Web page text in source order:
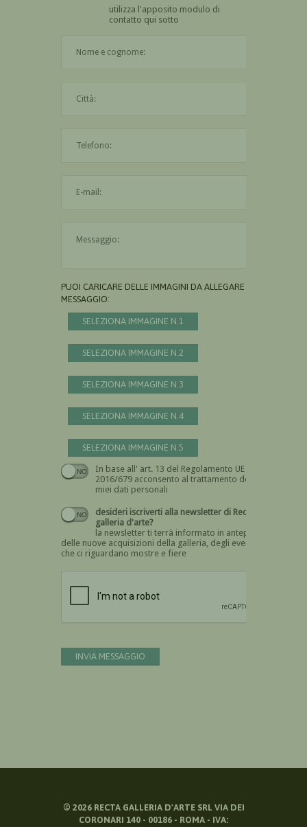
utilizza l'apposito modulo di
contatto qui sotto
PUOI CARICARE DELLE IMMAGINI DA ALLEGARE AL
MESSAGGIO:
SELEZIONA IMMAGINE N.1
SELEZIONA IMMAGINE N.2
SELEZIONA IMMAGINE N.3
SELEZIONA IMMAGINE N.4
SELEZIONA IMMAGINE N.5
In base all' art. 13 del Regolamento UE n.
2016/679 acconsento al trattamento dei
miei dati personali
Devi dare il consenso
desideri iscriverti alla newsletter di Recta
galleria d'arte?
la newsletter ti terrà informato in anteprima
delle nuove acquisizioni della galleria, degli eventi
che ci riguardano mostre e fiere
INVIA MESSAGGIO
© 2026RECTA GALLERIA D'ARTE SRL VIA DEI
CORONARI 140 - 00186 - ROMA - IVA: